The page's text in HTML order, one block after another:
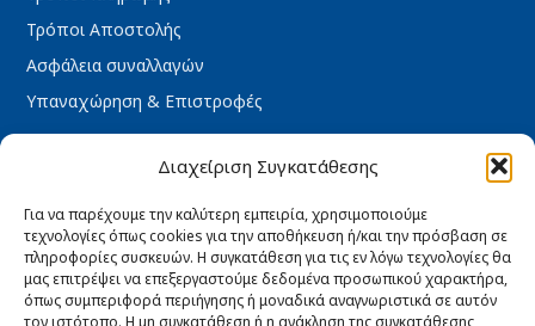
Διαχείριση Συγκατάθεσης
Για να παρέχουμε την καλύτερη εμπειρία, χρησιμοποιούμε
τεχνολογίες όπως cookies για την αποθήκευση ή/και την πρόσβαση σε
πληροφορίες συσκευών. Η συγκατάθεση για τις εν λόγω τεχνολογίες θα
μας επιτρέψει να επεξεργαστούμε δεδομένα προσωπικού χαρακτήρα,
όπως συμπεριφορά περιήγησης ή μοναδικά αναγνωριστικά σε αυτόν
τον ιστότοπο. Η μη συγκατάθεση ή η ανάκληση της συγκατάθεσης,
Τρόποι Αποστολής
Ασφάλεια συναλλαγών
Υπαναχώρηση & Επιστροφές
ΩΡΆΡΙΟ ΚΑΤΑΣΤΉΜΑΤΟΣ
Δευτέρα : 08:30 – 16:30
Τρίτη : 08:30 – 16:30
Τετάρτη : 08:30 – 16:30
Πέμπτη : 08:30 – 16:30
Παρασκευή : 08:30 – 16:30